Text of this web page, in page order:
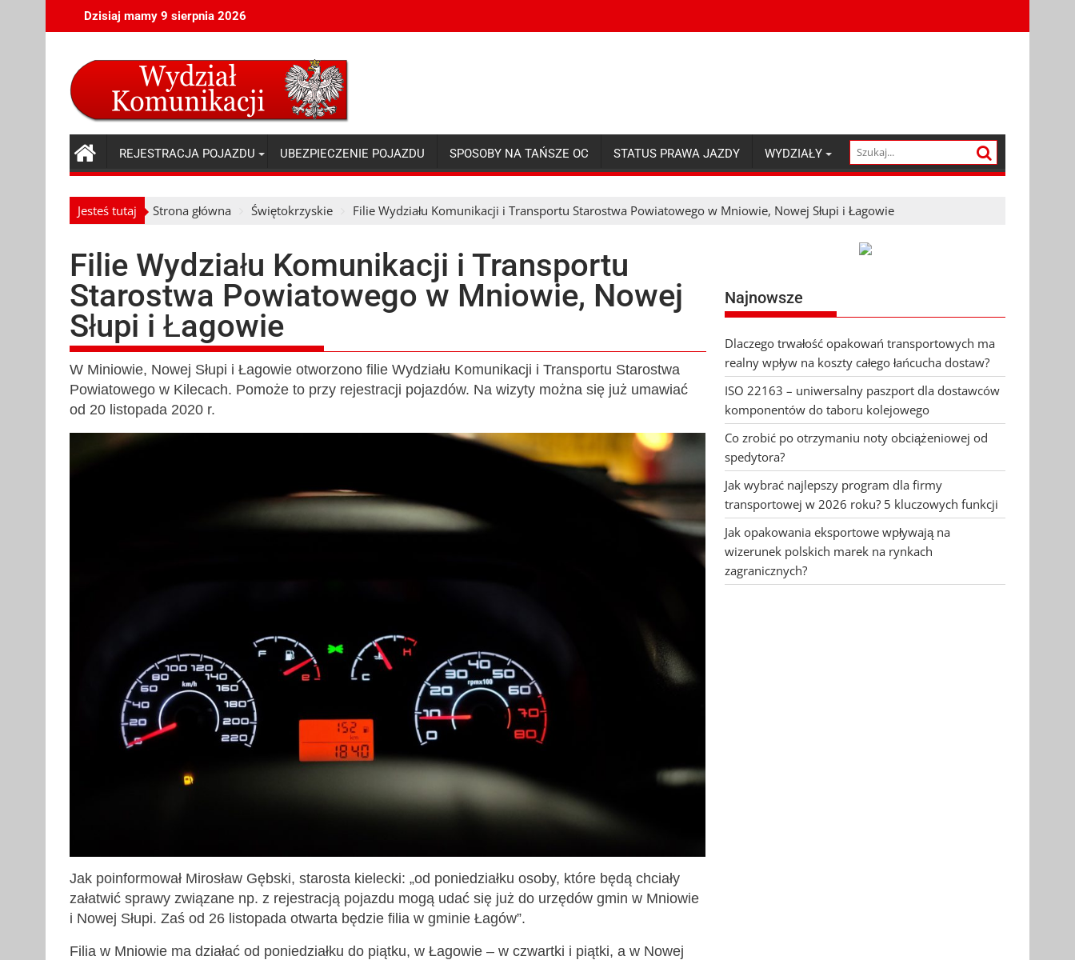
to
Dzisiaj mamy 9 sierpnia 2026
REJESTRACJA POJAZDU UBEZPIECZENIE POJAZDU SPOSOBY NA TAŃSZE OC STATUS PRAWA JAZDY WYDZIAŁY
Jesteś tutaj Strona główna Świętokrzyskie Filie Wydziału Komunikacji i Transportu Starostwa Powiatowego w Mniowie, Nowej Słupi i Łagowie
Filie Wydziału Komunikacji i Transportu
Starostwa Powiatowego w Mniowie, Nowej
Słupi i Łagowie
W Miniowie, Nowej Słupi i Łagowie otworzono filie Wydziału Komunikacji i Transportu Starostwa
Powiatowego w Kilecach. Pomoże to przy rejestracji pojazdów. Na wizyty można się już umawiać
od 20 listopada 2020 r.
Jak poinformował Mirosław Gębski, starosta kielecki: „od poniedziałku osoby, które będą chciały
załatwić sprawy związane np. z rejestracją pojazdu mogą udać się już do urzędów gmin w Mniowie
i Nowej Słupi. Zaś od 26 listopada otwarta będzie filia w gminie Łagów”.
Filia w Mniowie ma działać od poniedziałku do piątku, w Łagowie – w czwartki i piątki, a w Nowej
Najnowsze
Dlaczego trwałość opakowań transportowych ma
realny wpływ na koszty całego łańcucha dostaw?
ISO 22163 – uniwersalny paszport dla dostawców
komponentów do taboru kolejowego
Co zrobić po otrzymaniu noty obciążeniowej od
spedytora?
Jak wybrać najlepszy program dla firmy
transportowej w 2026 roku? 5 kluczowych funkcji
Jak opakowania eksportowe wpływają na
wizerunek polskich marek na rynkach
zagranicznych?